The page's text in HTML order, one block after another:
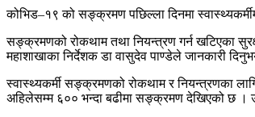
कोभिड–१९ को सङ्क्रमण पछिल्ला दिनमा
सङ्क्रमणको रोकथाम तथा नियन्त्रण गर्न खटिएका
महाशाखाका निर्देशक डा वासुदेव पाण्डेले जानकारी
स्वास्थ्यकर्मी सङ्क्रमणको रोकथाम र नियन्त्रणका
अहिलेसम्म ६०० भन्दा बढीमा सङ्क्रमण देखिएको छ ।